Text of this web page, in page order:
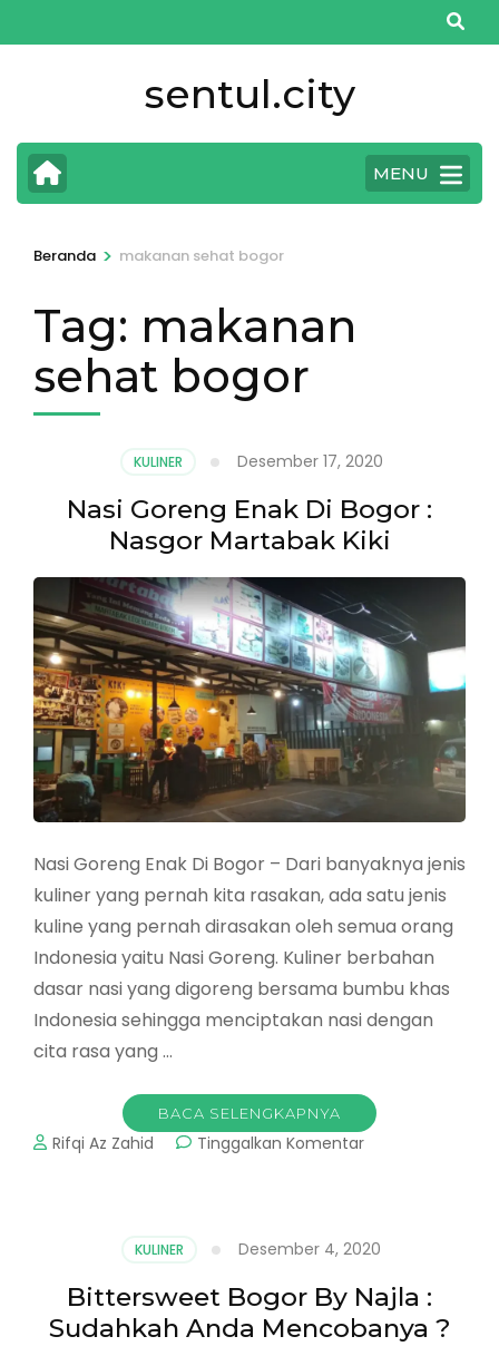
ke
Enter)
sentul.city
MENU
Beranda > makanan sehat bogor
Tag: makanan
sehat bogor
KULINER Desember 17, 2020
Nasi Goreng Enak Di Bogor :
Nasgor Martabak Kiki
Nasi Goreng Enak Di Bogor – Dari banyaknya jenis
kuliner yang pernah kita rasakan, ada satu jenis
kuline yang pernah dirasakan oleh semua orang
Indonesia yaitu Nasi Goreng. Kuliner berbahan
dasar nasi yang digoreng bersama bumbu khas
Indonesia sehingga menciptakan nasi dengan
cita rasa yang …
BACA SELENGKAPNYA
Rifqi Az Zahid Tinggalkan Komentarpada
Bogor
Nasgor
Martabak
KULINER Desember 4, 2020
Bittersweet Bogor By Najla :
Sudahkah Anda Mencobanya ?